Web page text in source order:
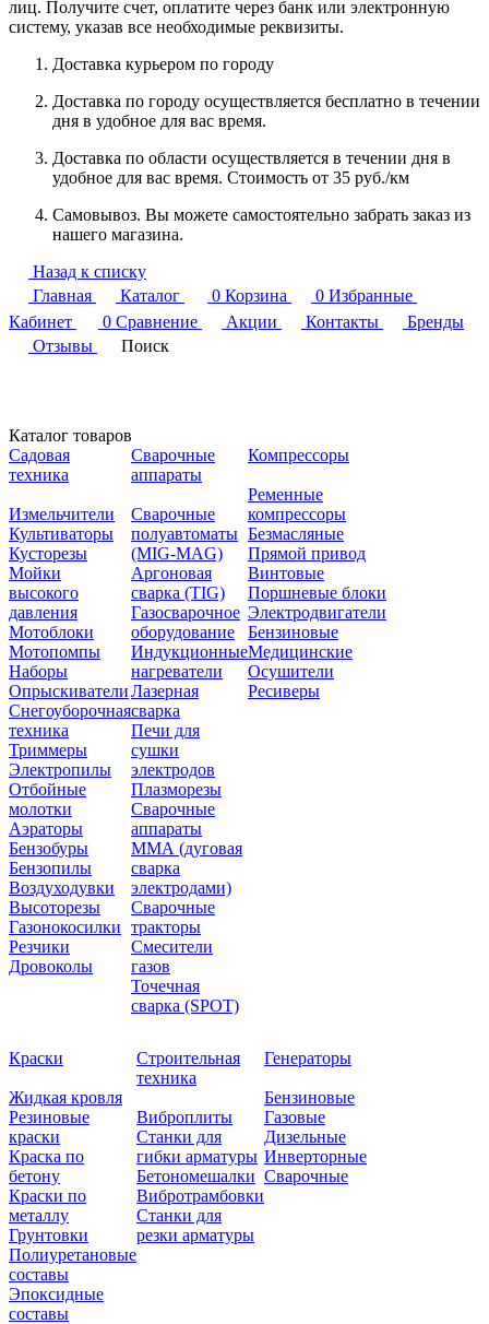
лиц. Получите счет, оплатите через банк или электронную
систему, указав все необходимые реквизиты.
Доставка курьером по городу
Доставка по городу осуществляется бесплатно в течении
дня в удобное для вас время.
Доставка по области осуществляется в течении дня в
удобное для вас время. Стоимость от 35 руб./км
Самовывоз. Вы можете самостоятельно забрать заказ из
нашего магазина.
Назад к списку
Главная
Каталог 0 Корзина 0 Избранные
Кабинет
0 Сравнение Акции Контакты
Бренды
Отзывы
Поиск
Каталог товаров
Садовая
техника
Измельчители
Культиваторы
Кусторезы
Мойки
высокого
давления
Мотоблоки
Мотопомпы
Наборы
Опрыскиватели
Снегоуборочная
техника
Триммеры
Электропилы
Отбойные
молотки
Аэраторы
Бензобуры
Бензопилы
Воздуходувки
Высоторезы
Газонокосилки
Резчики
Дровоколы
Сварочные
аппараты
Сварочные
полуавтоматы
(MIG-MAG)
Аргоновая
сварка (TIG)
Газосварочное
оборудование
Индукционные
нагреватели
Лазерная
сварка
Печи для
сушки
электродов
Плазморезы
Сварочные
аппараты
ММА (дуговая
сварка
электродами)
Сварочные
тракторы
Смесители
газов
Точечная
сварка (SPOT)
Компрессоры
Ременные
компрессоры
Безмасляные
Прямой привод
Винтовые
Поршневые блоки
Электродвигатели
Бензиновые
Медицинские
Осушители
Ресиверы
Краски
Жидкая кровля
Резиновые
краски
Краска по
бетону
Краски по
металлу
Грунтовки
Полиуретановые
составы
Эпоксидные
составы
Строительная
техника
Виброплиты
Станки для
гибки арматуры
Бетономешалки
Вибротрамбовки
Станки для
резки арматуры
Генераторы
Бензиновые
Газовые
Дизельные
Инверторные
Сварочные